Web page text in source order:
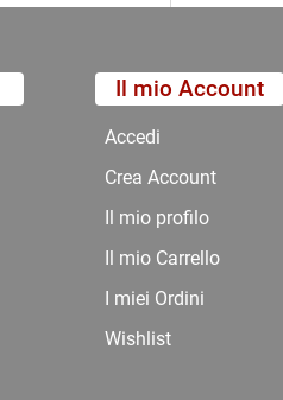
Il mio Account
Accedi
Crea Account
Il mio profilo
Il mio Carrello
I miei Ordini
Wishlist